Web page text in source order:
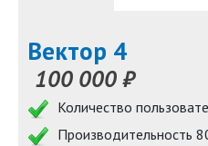
Вектор 4
100 000 ₽
Количество
Производительность